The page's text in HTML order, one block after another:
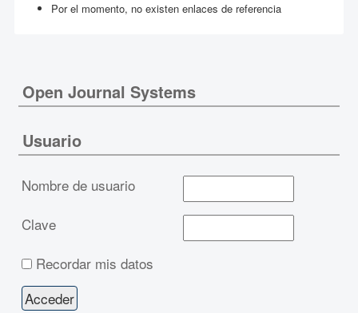
Por el momento, no existen enlaces de referencia
Open Journal Systems
Usuario
Nombre de usuario
Clave
Recordar mis datos